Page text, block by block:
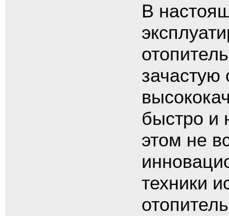
В
зачастую
быстро и
этом не
техники